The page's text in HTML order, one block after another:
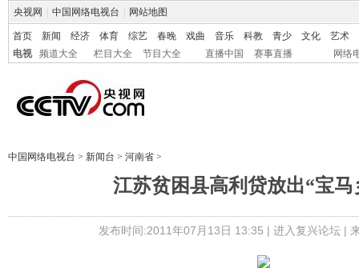
央视网 中国网络电视台 网站地图
首页 新闻 经济 体育 综艺 春晚 戏曲 音乐 科教 青少 文化
艺术
电视
频道大全 栏目大全 节目大全 直播中国 赛事直播 网络
中国网络电视台 > 新闻台 > 河南省 >
江苏贫困县高利贷放出“宝马
发布时间:2011年07月13日 13:35 | 进入复兴论坛|